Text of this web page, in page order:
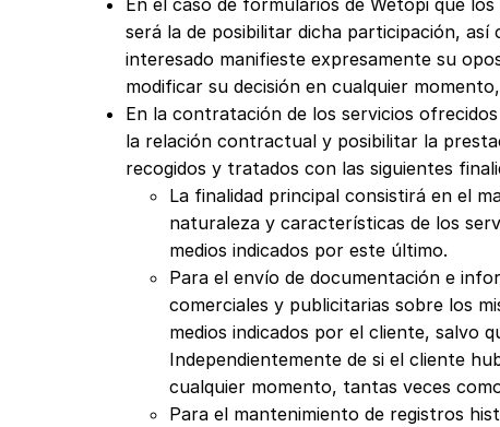
En el caso de formularios de Wetopi que
será la de posibilitar dicha participación,
interesado manifieste expresamente su
modificar su decisión en cualquier
En la contratación de los servicios
la relación contractual y posibilitar la
recogidos y tratados con las siguientes
La finalidad principal consistirá en el
naturaleza y características de los
medios indicados por este último.
Para el envío de documentación e
comerciales y publicitarias sobre los
medios indicados por el cliente, salvo
Independientemente de si el cliente
cualquier momento, tantas veces
Para el mantenimiento de registros